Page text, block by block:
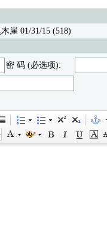
崖 01/31/15 (518)
密 码 (必选项):